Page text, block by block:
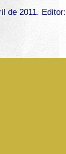
de 2011. Editor: